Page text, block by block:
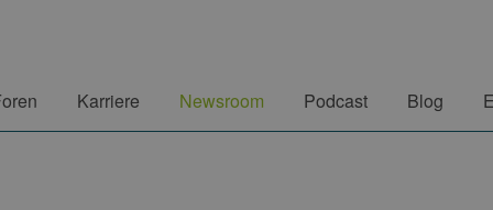
Karriere Newsroom Podcast Blog